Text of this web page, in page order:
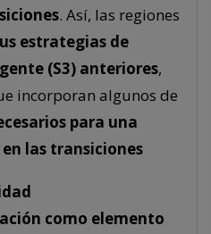
. Así, las regiones
estrategias de
(S3) anteriores,
incorporan algunos de
para una
las transiciones
como elemento